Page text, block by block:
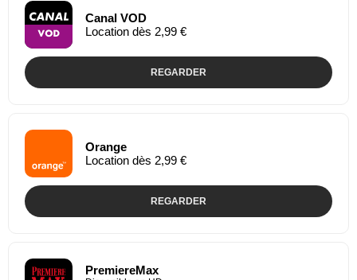
Canal VOD
Location dès 2,99 €
REGARDER
Orange
Location dès 2,99 €
REGARDER
PremiereMax